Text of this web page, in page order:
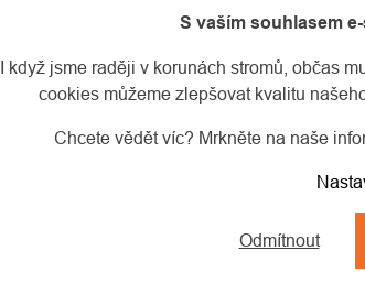
S vaším souhlasem
I když jsme raději v korunách stromů, občas
cookies můžeme zlepšovat kvalitu
Chcete vědět víc? Mrkněte na naše
Odmítnout